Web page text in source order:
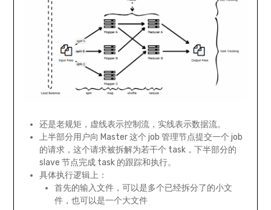
还是老规矩，虚线表示控制流，实线表示数据流。
上半部分用户向 Master 这个 job 管理节点提交一个 job
的请求，这个请求被拆解为若干个 task，下半部分的
slave 节点完成 task 的跟踪和执行。
具体执行逻辑上：
首先的输入文件，可以是多个已经拆分了的小文
件，也可以是一个大文件